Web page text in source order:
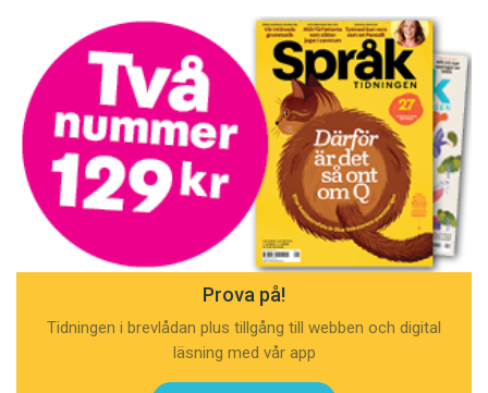
Prova på!
Tidningen i brevlådan plus tillgång till webben och digital
läsning med vår app